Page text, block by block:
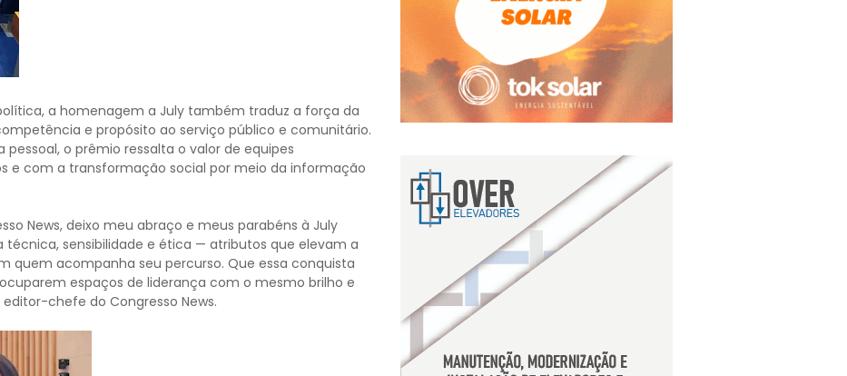
a homenagem a July também traduz a força da
e propósito ao serviço público e comunitário.
o prêmio ressalta o valor de equipes
e com a transformação social por meio da informação
News, deixo meu abraço e meus parabéns à July
técnica, sensibilidade e ética — atributos que elevam a
quem acompanha seu percurso. Que essa conquista
espaços de liderança com o mesmo brilho e
chefe do Congresso News.